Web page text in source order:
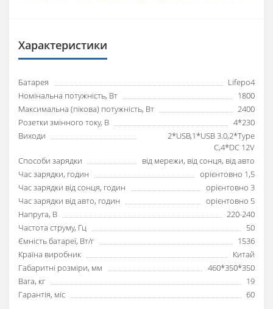
Характеристики
Батарея
Lifepo4
Номінальна потужність, Вт
1800
Максимальна (пікова) потужність, Вт
2400
Розетки змінного току, В
4*230
Виходи
2*USB,1*USB 3.0,2*Type
C,4*DC 12V
Способи зарядки
від мережи, від сонця, від авто
Час зарядки, годин
орієнтовно 1,5
Час зарядки від сонця, годин
орієнтовно 3
Час зарядки від авто, годин
орієнтовно 5
Напруга, В
220-240
Частота струму, Гц
50
Ємність батареї, Вт/г
1536
Країна виробник
Китай
Габаритні розміри, мм
460*350*350
Вага, кг
19
Гарантія, міс
60